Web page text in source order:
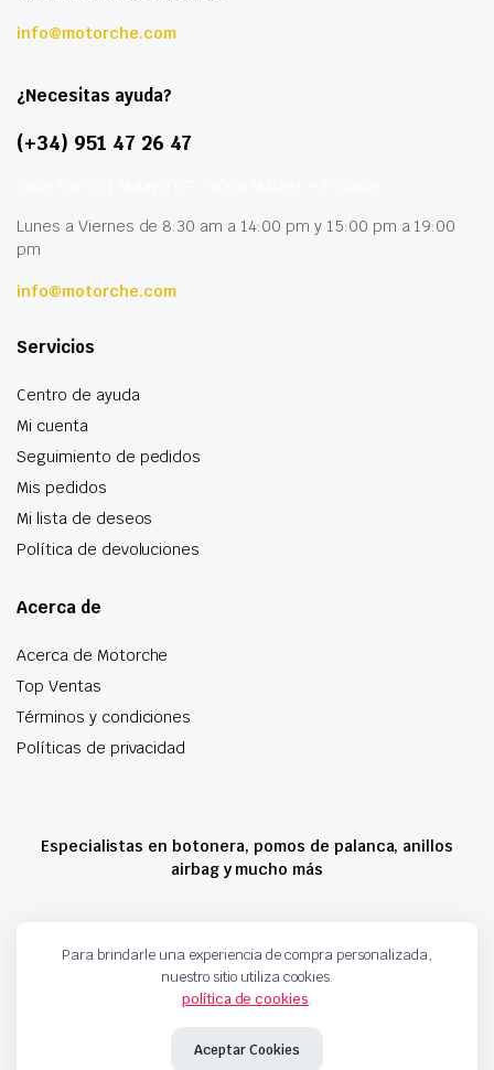
info@motorche.com
¿Necesitas ayuda?
(+34) 951 47 26 47
Lunes a Viernes de 8:30 am a 14:00 pm y 15:00 pm a 19:00
pm
info@motorche.com
Servicios
Centro de ayuda
Mi cuenta
Seguimiento de pedidos
Mis pedidos
Mi lista de deseos
Política de devoluciones
Acerca de
Acerca de Motorche
Top Ventas
Términos y condiciones
Políticas de privacidad
Especialistas en botonera, pomos de palanca, anillos
airbag y mucho más
Copyright 2024 © Motorche Autoparts. Todos los derechos reservados
Para brindarle una experiencia de compra personalizada,
nuestro sitio utiliza cookies.
política de cookies.
Aceptar Cookies